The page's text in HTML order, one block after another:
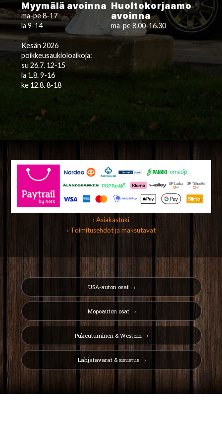
Myymälä avoinna
ma-pe 8-17
la 9-14
Kesän 2026
poikkeusaukioloaikoja:
su 26.7. 12-15
la 1.8. 9-16
ke 12.8. 8-18
Huoltokorjaamo
avoinna
ma-pe 8.00-16.30
› Asiakastuki
› Toimitusehdot ja maksutavat
USA-auton osat
Mopoauton osat
Pukeutuminen & Western
Lahjatavarat & sisustus